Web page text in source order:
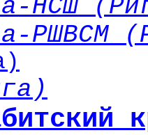
НСШ
РШВСМ